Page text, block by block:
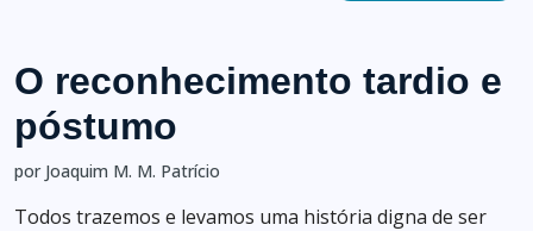
O reconhecimento tardio e
póstumo
por Joaquim M. M. Patrício
Todos trazemos e levamos uma história digna de ser